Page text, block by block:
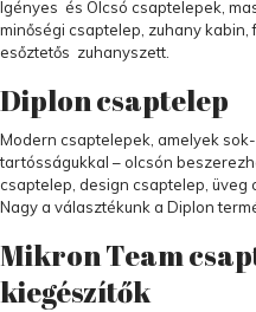
Igényes és Olcsó csaptelepek,
minőségi csaptelep, zuhany kabin,
esőztetős zuhanyszett.
Diplon csaptelep
Modern csaptelepek, amelyek
tartósságukkal – olcsón
csaptelep, design csaptelep, üveg
Nagy a választékunk a Diplon
Mikron Team
kiegészítők